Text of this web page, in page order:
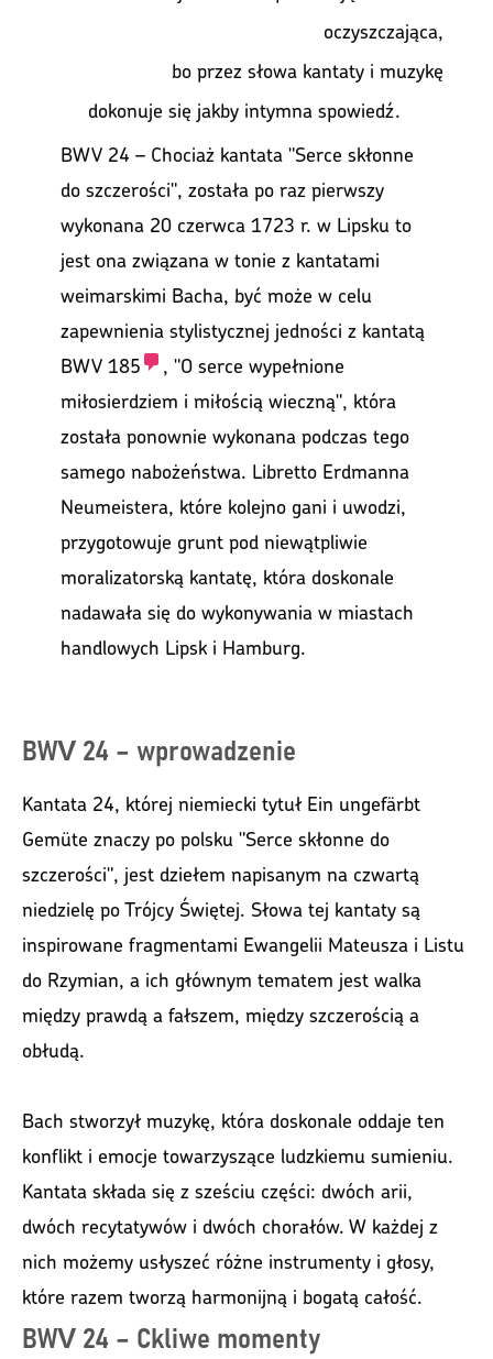
BWV 24 – Chociaż kantata "Serce skłonne
do szczerości", została po raz pierwszy
wykonana 20 czerwca 1723 r. w Lipsku to
jest ona związana w tonie z kantatami
weimarskimi Bacha, być może w celu
zapewnienia stylistycznej jedności z kantatą
BWV 185
, "O serce wypełnione
miłosierdziem i miłością wieczną", która
została ponownie wykonana podczas tego
samego nabożeństwa. Libretto Erdmanna
Neumeistera, które kolejno gani i uwodzi,
przygotowuje grunt pod niewątpliwie
moralizatorską kantatę, która doskonale
nadawała się do wykonywania w miastach
handlowych Lipsk i Hamburg.
oczyszczająca,
bo przez słowa kantaty i muzykę
BWV 24 – wprowadzenie
Kantata 24, której niemiecki tytuł Ein ungefärbt
Gemüte znaczy po polsku "Serce skłonne do
szczerości", jest dziełem napisanym na czwartą
niedzielę po Trójcy Świętej. Słowa tej kantaty są
inspirowane fragmentami Ewangelii Mateusza i Listu
do Rzymian, a ich głównym tematem jest walka
między prawdą a fałszem, między szczerością a
obłudą.
Bach stworzył muzykę, która doskonale oddaje ten
konflikt i emocje towarzyszące ludzkiemu sumieniu.
Kantata składa się z sześciu części: dwóch arii,
dwóch recytatywów i dwóch chorałów. W każdej z
nich możemy usłyszeć różne instrumenty i głosy,
które razem tworzą harmonijną i bogatą całość.
BWV 24 – Ckliwe momenty